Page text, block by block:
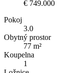
€ 749.000
Pokoj
3.0
Obytný prostor
77 m²
Koupelna
1